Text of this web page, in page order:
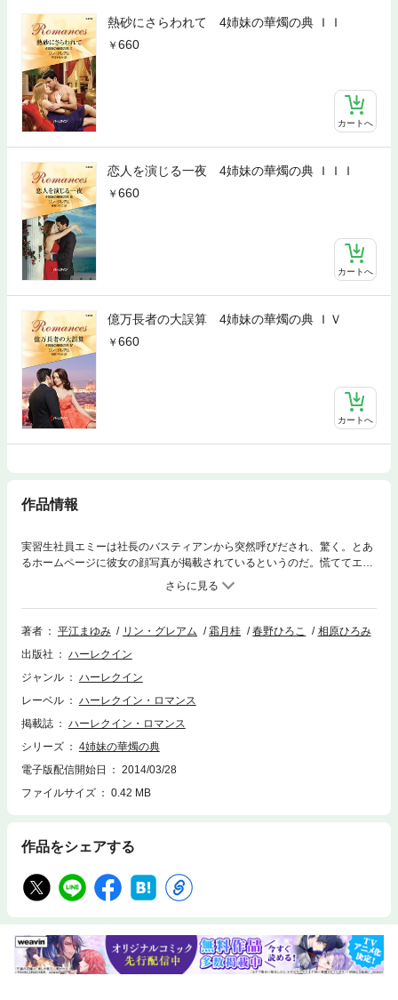
熱砂にさらわれて 4姉妹の華燭の典 ＩＩ
660
カートへ
恋人を演じる一夜 4姉妹の華燭の典 ＩＩＩ
660
カートへ
億万長者の大誤算 4姉妹の華燭の典 ＩＶ
660
カートへ
作品情報
実習生社員エミーは社長のバスティアンから突然呼びだされ、驚く。とあ
るホームページに彼女の顔写真が掲載されているというのだ。慌ててエミ
ーが調べてみると、なんと件のホームページとは、彼女の母が経営してい
るエスコート・サービス会社のものだった。身勝手な母はエミーをコンパ
ニオンとして利用して売り込み、あろうことかバスティアンは客として彼
女を指名予約していた。洗練された富豪らしい厳かさで、バスティアンは
もちろん、エミーに断る自由などあるはずもなかった。でも……地味で世
慣れていない私なんかに彼の恋人役が務まるの？
著者 平江まゆみ リン・グレアム 霜月桂 春野ひろこ
相原ひろみ
出版社
ハーレクイン
ジャンル
ハーレクイン
レーベル
ハーレクイン・ロマンス
掲載誌
ハーレクイン・ロマンス
シリーズ
4姉妹の華燭の典
電子版配信開始日
2014/03/28
ファイルサイズ
0.42 MB
作品をシェアする